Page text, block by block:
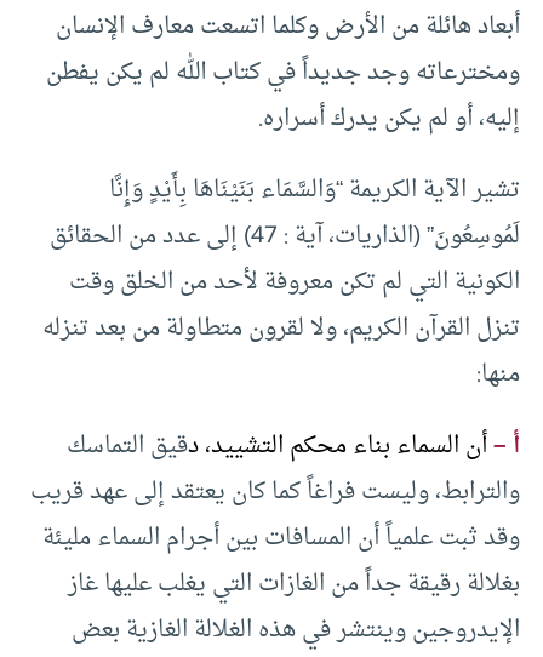
أبعاد هائلة من الأرض وكلما اتسعت معارف الإنسان
ومخترعاته وجد جديداً في كتاب الله لم يكن يفطن
إليه، أو لم يكن يدرك أسراره.
تشير الآية الكريمة “وَالسَّمَاء بَنَيْنَاهَا بِأَيْدٍ وَإِنَّا
لَمُوسِعُونَ” (الذاريات، آية : 47) إلى عدد من الحقائق
الكونية التي لم تكن معروفة لأحد من الخلق وقت
تنزل القرآن الكريم، ولا لقرون متطاولة من بعد تنزله
منها:
أ –أن السماء بناء محكم التشييد، دقيق التماسك
والترابط، وليست فراغاً كما كان يعتقد إلى عهد قريب
وقد ثبت علمياً أن المسافات بين أجرام السماء مليئة
بغلالة رقيقة جداً من الغازات التي يغلب عليها غاز
الإيدروجين وينتشر في هذه الغلالة الغازية بعض